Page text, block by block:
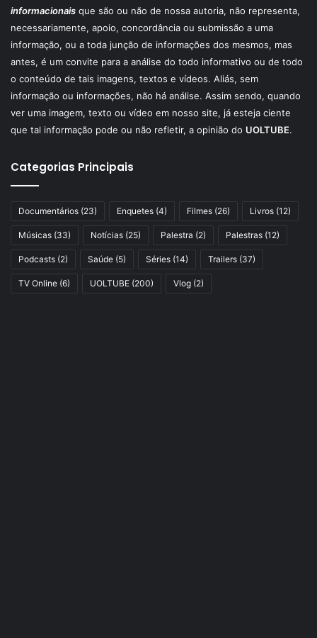
informacionais que são ou não de nossa autoria, não representa,
necessariamente, apoio, concordância ou submissão a uma
informação, ou a toda junção de informações dos mesmos, mas
antes, é um convite para a análise do todo informativo ou de todo
o conteúdo de tais imagens, textos e vídeos. Aliás, sem
informação ou informações, não há análise. Assim sendo, quando
ver uma imagem, texto ou vídeo em nosso site, já esteja ciente
que tal informação pode ou não refletir, a opinião do UOLTUBE.
Categorias Principais
Documentários (23) Enquetes (4) Filmes (26) Livros (12)
Músicas (33) Notícias (25) Palestra (2) Palestras (12)
Podcasts (2) Saúde (5) Séries (14) Trailers (37)
TV Online (6) UOLTUBE (200) Vlog (2)